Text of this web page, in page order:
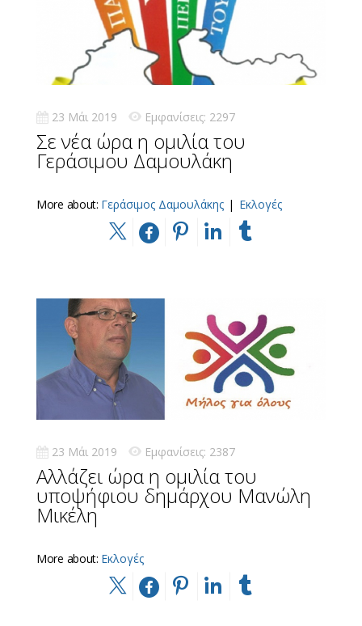
23 Μάι 2019 Εμφανίσεις: 2297
Σε νέα ώρα η ομιλία του
Γεράσιμου Δαμουλάκη
More about: Γεράσιμος Δαμουλάκης | Εκλογές
23 Μάι 2019 Εμφανίσεις: 2387
Αλλάζει ώρα η ομιλία του
υποψήφιου δημάρχου Μανώλη
Μικέλη
More about: Εκλογές